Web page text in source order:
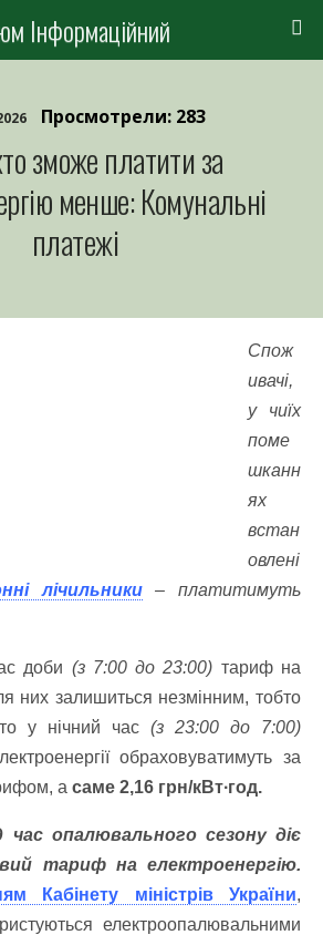
Інформаційний
Просмотрели: 283
зможе платити за
менше: Комунальні
платежі
Спож
ивачі,
у чиїх
поме
шканн
ях
встан
овлені
лічильники– платитимуть
доби (з 7:00 до 23:00) тариф на
них залишиться незмінним, тобто
у нічний час (з 23:00 до 7:00)
обраховуватимуть за
а саме 2,16 грн/кВт∙год.
час опалювального сезону діє
тариф на електроенергію.
Кабінету міністрів України,
електроопалювальними